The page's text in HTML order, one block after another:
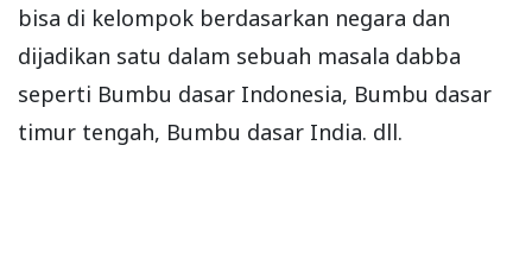
bisa di kelompok berdasarkan negara dan
dijadikan satu dalam sebuah masala dabba
seperti Bumbu dasar Indonesia, Bumbu dasar
timur tengah, Bumbu dasar India. dll.